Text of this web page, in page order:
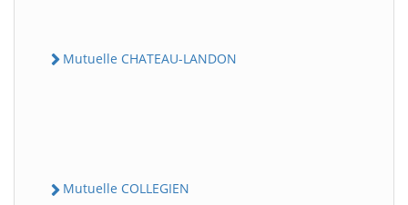
Mutuelle CHATEAU-LANDON
Mutuelle COLLEGIEN